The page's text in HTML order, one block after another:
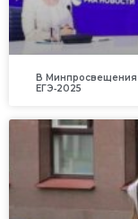
В Минпросвещения
ЕГЭ‑2025